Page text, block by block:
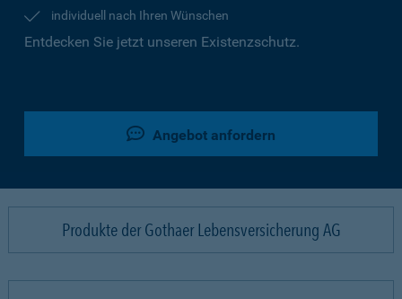
individuell nach Ihren Wünschen
Entdecken Sie jetzt unseren Existenzschutz.
Angebot anfordern
Produkte der Gothaer Lebensversicherung AG